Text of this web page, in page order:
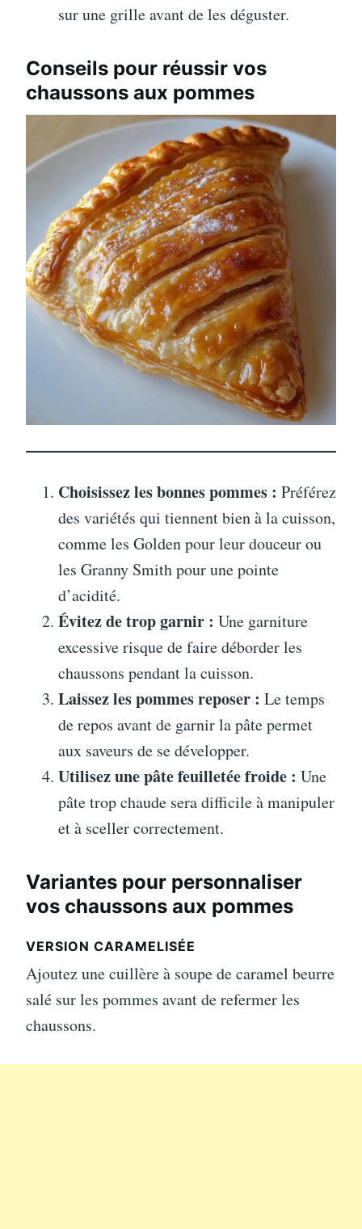
sur une grille avant de les déguster.
Conseils pour réussir vos
chaussons aux pommes
Choisissez les bonnes pommes : Préférez
des variétés qui tiennent bien à la cuisson,
comme les Golden pour leur douceur ou
les Granny Smith pour une pointe
d’acidité.
Évitez de trop garnir : Une garniture
excessive risque de faire déborder les
chaussons pendant la cuisson.
Laissez les pommes reposer : Le temps
de repos avant de garnir la pâte permet
aux saveurs de se développer.
Utilisez une pâte feuilletée froide : Une
pâte trop chaude sera difficile à manipuler
et à sceller correctement.
Variantes pour personnaliser
vos chaussons aux pommes
VERSION CARAMELISÉE
Ajoutez une cuillère à soupe de caramel beurre
salé sur les pommes avant de refermer les
chaussons.